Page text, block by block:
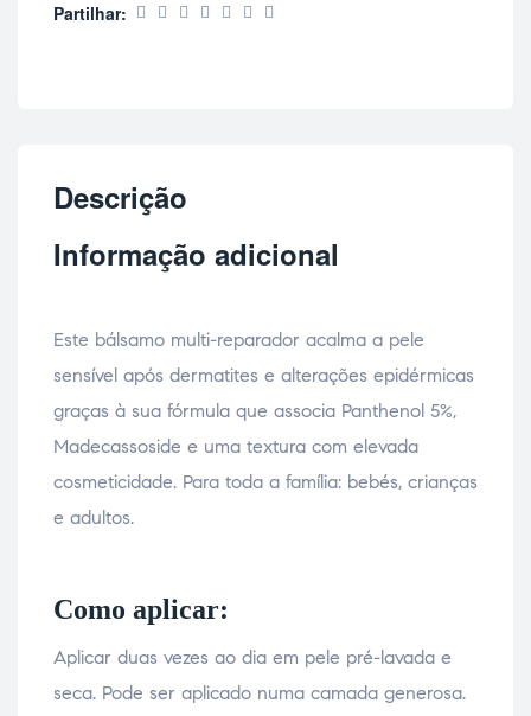
Partilhar:
Descrição
Informação adicional
Este bálsamo multi-reparador acalma a pele
sensível após dermatites e alterações epidérmicas
graças à sua fórmula que associa Panthenol 5%,
Madecassoside e uma textura com elevada
cosmeticidade. Para toda a família: bebés, crianças
e adultos.
Como aplicar:
Aplicar duas vezes ao dia em pele pré-lavada e
seca. Pode ser aplicado numa camada generosa.